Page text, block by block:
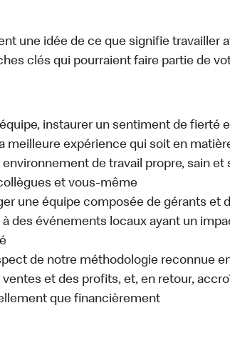
une idée de ce que signifie travailler
clés qui pourraient faire partie de
instaurer un sentiment de fierté
meilleure expérience qui soit en
de travail propre, sain et
et vous-même
une équipe composée de gérants et
à des événements locaux ayant un
de notre méthodologie reconnue
ventes et des profits, et, en retour,
que financièrement